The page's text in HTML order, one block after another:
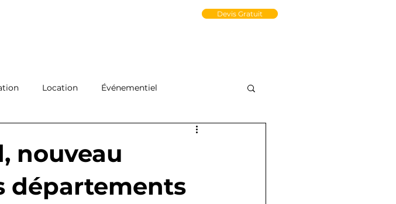
Devis Gratuit
Location Événementiel
nouveau
départements